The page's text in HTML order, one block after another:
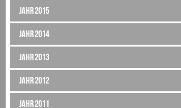
Jahr 2015
Jahr 2014
Jahr 2013
Jahr 2012
Jahr 2011